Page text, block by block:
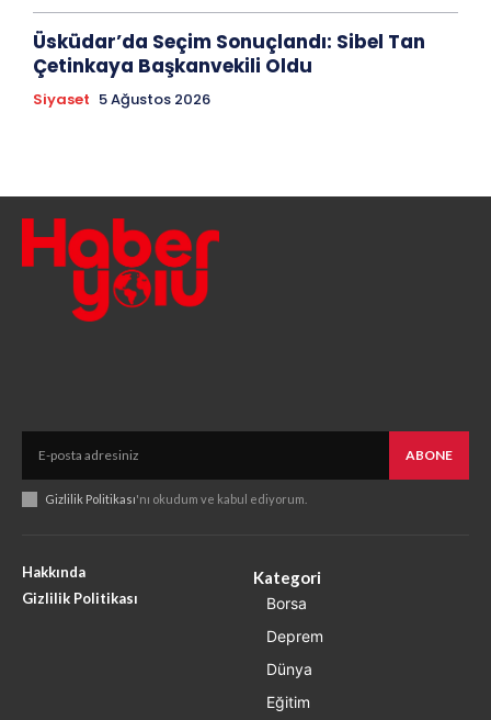
Üsküdar’da Seçim Sonuçlandı: Sibel Tan
Çetinkaya Başkanvekili Oldu
Siyaset 5 Ağustos 2026
ABONE
Gizlilik Politikası'nı okudum ve kabul ediyorum.
Hakkında
Gizlilik Politikası
Kategori
Borsa
Deprem
Dünya
Eğitim